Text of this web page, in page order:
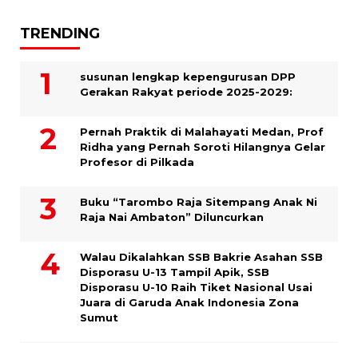
TRENDING
susunan lengkap kepengurusan DPP
Gerakan Rakyat periode 2025-2029:
Pernah Praktik di Malahayati Medan, Prof
Ridha yang Pernah Soroti Hilangnya Gelar
Profesor di Pilkada
Buku “Tarombo Raja Sitempang Anak Ni
Raja Nai Ambaton” Diluncurkan
Walau Dikalahkan SSB Bakrie Asahan SSB
Disporasu U-13 Tampil Apik, SSB
Disporasu U-10 Raih Tiket Nasional Usai
Juara di Garuda Anak Indonesia Zona
Sumut